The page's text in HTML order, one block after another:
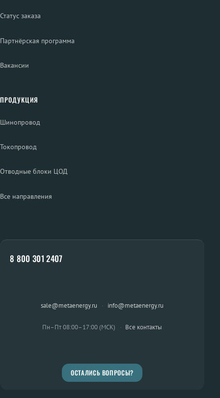
Статус заказа
Партнёрская программа
Вакансии
ПРОДУКЦИЯ
Шинопровод
Токопровод
Отводные блоки ЦОД
Все направления
8 800 301 2407
sale@metaenergy.ru · info@metaenergy.ru
Пн–Пт 08:00–17:00 (МСК) · Все контакты
ОСТАЛИСЬ ВОПРОСЫ?